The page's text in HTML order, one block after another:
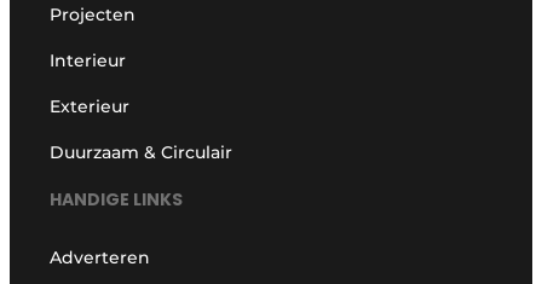
Projecten
Interieur
Exterieur
Duurzaam & Circulair
HANDIGE LINKS
Adverteren